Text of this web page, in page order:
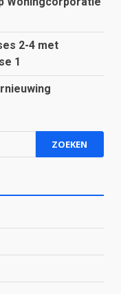
2-4 met
1